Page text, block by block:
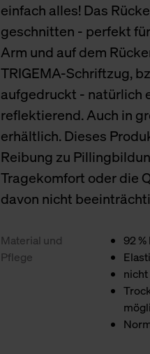
einfach alles! Das
geschnitten - perfekt
Arm und auf dem
TRIGEMA-Schriftzug,
aufgedruckt - natürlich
reflektierend. Auch in
erhältlich. Dieses
Reibung zu
Tragekomfort oder die
davon nicht
Material und
Pflege
92